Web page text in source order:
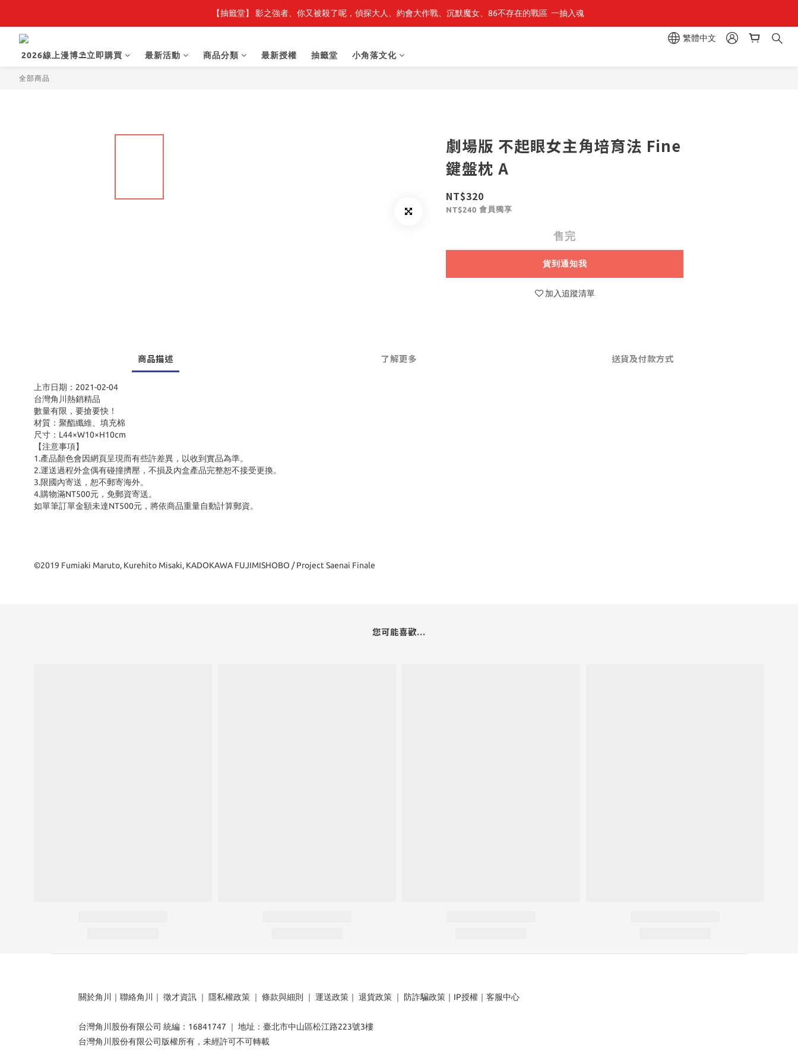
最新開賣🔥「全知讀者視角」 周邊商品
【抽籤堂】 影之強者、你又被殺了呢，偵探大人、約會大作戰、沉默魔女、86不存在的戰區  一抽入魂
繁體中文
2026線上漫博⛱️立即購買
最新活動 商品分類 最新授權 抽籤堂 小角落文化
全部商品
劇場版 不起眼女主角培育法 Fine
鍵盤枕 A
NT$320
NT$240 會員獨享
售完
貨到通知我
加入追蹤清單
商品描述 了解更多 送貨及付款方式
上市日期：2021-02-04
台灣角川熱銷精品
數量有限，要搶要快！
材質：聚酯纖維、填充棉
尺寸：L44×W10×H10cm
【注意事項】
1.產品顏色會因網頁呈現而有些許差異，以收到實品為準。
2.運送過程外盒偶有碰撞擠壓，不損及內盒產品完整恕不接受更換。
3.限國內寄送，恕不郵寄海外。
4.購物滿NT500元，免郵資寄送。
如單筆訂單金額未達NT500元，將依商品重量自動計算郵資。
©2019 Fumiaki Maruto, Kurehito Misaki, KADOKAWA FUJIMISHOBO / Project Saenai Finale
您可能喜歡...
關於角川 ｜ 聯絡角川 ｜ 徵才資訊 ｜ 隱私權政策 ｜ 條款與細則 ｜ 運送政策 ｜ 退貨政策 ｜ 防詐騙政策 ｜ IP授權 ｜ 客服中心
台灣角川股份有限公司 統編：16841747 ｜ 地址：臺北市中山區松江路223號3樓
台灣角川股份有限公司版權所有，未經許可不可轉載